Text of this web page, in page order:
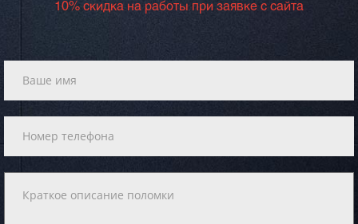
10% скидка на работы при заявке с сайта